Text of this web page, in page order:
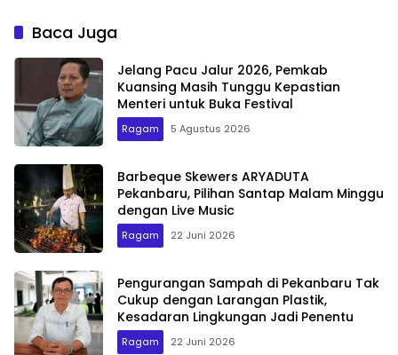
Baca Juga
Jelang Pacu Jalur 2026, Pemkab
Kuansing Masih Tunggu Kepastian
Menteri untuk Buka Festival
Ragam 5 Agustus 2026
Barbeque Skewers ARYADUTA
Pekanbaru, Pilihan Santap Malam Minggu
dengan Live Music
Ragam 22 Juni 2026
Pengurangan Sampah di Pekanbaru Tak
Cukup dengan Larangan Plastik,
Kesadaran Lingkungan Jadi Penentu
Ragam 22 Juni 2026